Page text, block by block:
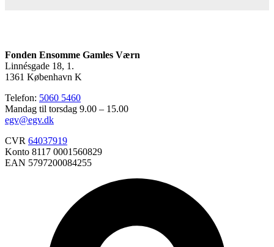
Fonden Ensomme Gamles Værn
Linnésgade 18, 1.
1361 København K
Telefon: 5060 5460
Mandag til torsdag 9.00 – 15.00
egv@egv.dk
CVR 64037919
Konto 8117 0001560829
EAN 5797200084255